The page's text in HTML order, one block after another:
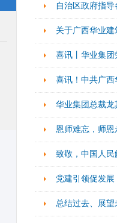
自治区政府指
关于广西华业
喜讯丨华业集团
喜讯！中共广
华业集团总裁龙
恩师难忘，师恩
致敬，中国人民
党建引领促发
总结过去、展